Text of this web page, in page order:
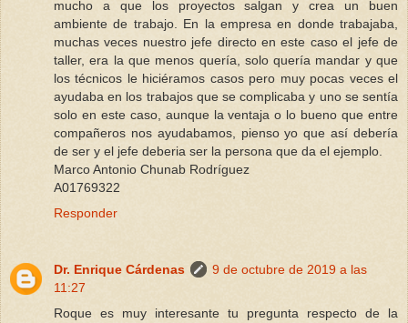
mucho a que los proyectos salgan y crea un buen
ambiente de trabajo. En la empresa en donde trabajaba,
muchas veces nuestro jefe directo en este caso el jefe de
taller, era la que menos quería, solo quería mandar y que
los técnicos le hiciéramos casos pero muy pocas veces el
ayudaba en los trabajos que se complicaba y uno se sentía
solo en este caso, aunque la ventaja o lo bueno que entre
compañeros nos ayudabamos, pienso yo que así debería
de ser y el jefe deberia ser la persona que da el ejemplo.
Marco Antonio Chunab Rodríguez
A01769322
Responder
Dr. Enrique Cárdenas
9 de octubre de 2019 a las
11:27
Roque es muy interesante tu pregunta respecto de la